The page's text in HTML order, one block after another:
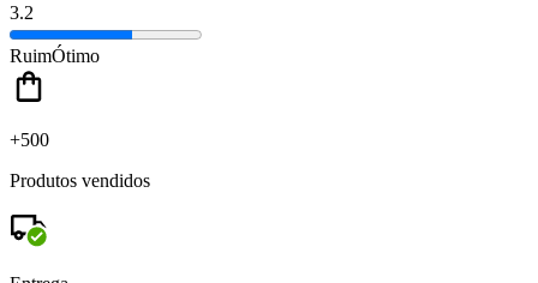
3.2
RuimÓtimo
+500
Produtos vendidos